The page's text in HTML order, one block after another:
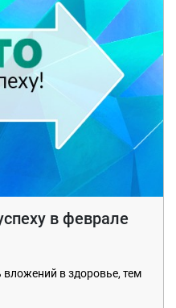
в феврале
в здоровье, тем